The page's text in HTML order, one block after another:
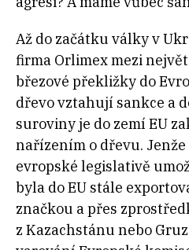
Až do začátku války v
firma Orlimex mezi
březové překližky do
dřevo vztahují sankce a
suroviny je do zemí EU
nařízením o dřevu.
evropské legislativě
byla do EU stále
značkou a přes
z Kazachstánu nebo